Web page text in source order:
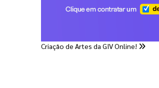
Criação de Artes da GIV Online!